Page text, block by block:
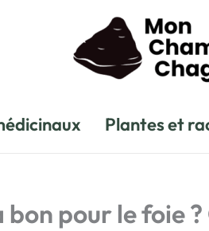
Plantes et
bon pour le foie